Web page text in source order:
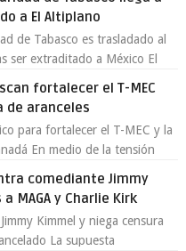
a El Altiplano
de Tabasco es trasladado al
ser extraditado a México El
fortalecer el T-MEC
de aranceles
para fortalecer el T-MEC y la
En medio de la tensión
comediante Jimmy
MAGA y Charlie Kirk
Kimmel y niega censura
La supuesta